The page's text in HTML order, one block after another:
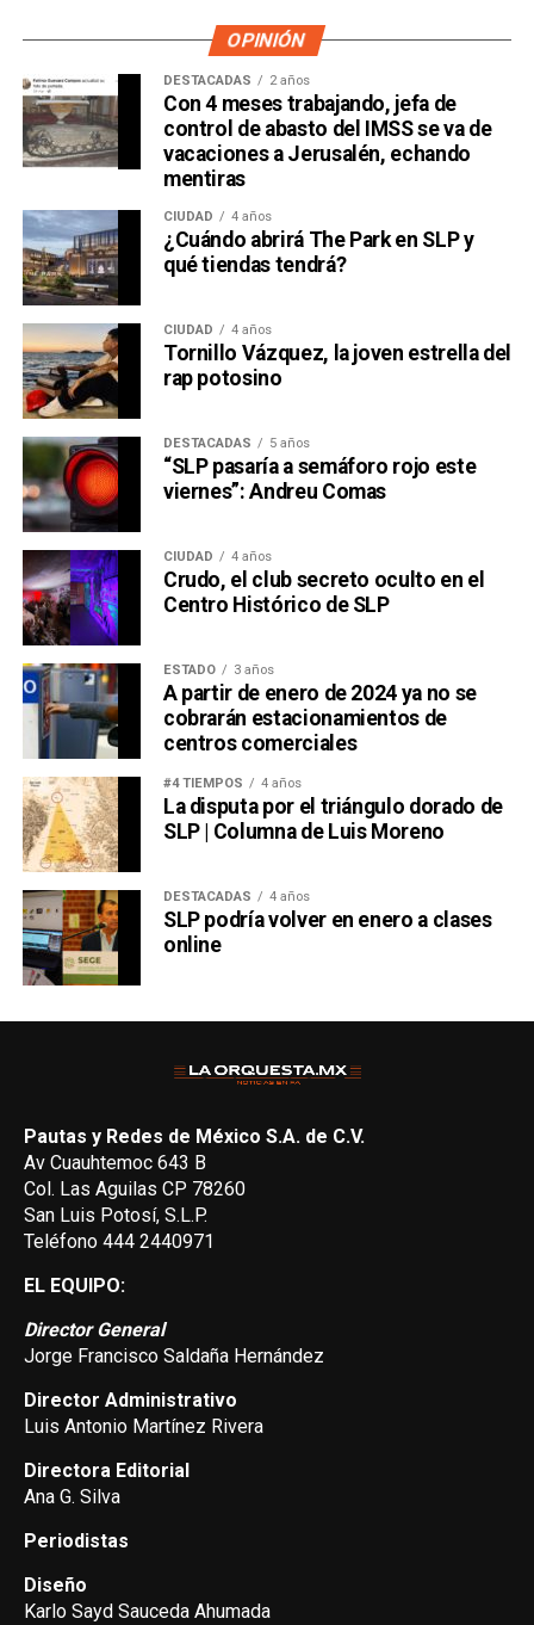
OPINIÓN
DESTACADAS 2 años
Con 4 meses trabajando, jefa de
control de abasto del IMSS se va de
vacaciones a Jerusalén, echando
mentiras
CIUDAD 4 años
¿Cuándo abrirá The Park en SLP y
qué tiendas tendrá?
CIUDAD 4 años
Tornillo Vázquez, la joven estrella del
rap potosino
DESTACADAS 5 años
“SLP pasaría a semáforo rojo este
viernes”: Andreu Comas
CIUDAD 4 años
Crudo, el club secreto oculto en el
Centro Histórico de SLP
ESTADO 3 años
A partir de enero de 2024 ya no se
cobrarán estacionamientos de
centros comerciales
#4 TIEMPOS 4 años
La disputa por el triángulo dorado de
SLP | Columna de Luis Moreno
DESTACADAS 4 años
SLP podría volver en enero a clases
online
Pautas y Redes de México S.A. de C.V.
Av Cuauhtemoc 643 B
Col. Las Aguilas CP 78260
San Luis Potosí, S.L.P.
Teléfono 444 2440971
EL EQUIPO:
Director General
Jorge Francisco Saldaña Hernández
Director Administrativo
Luis Antonio Martínez Rivera
Directora Editorial
Ana G. Silva
Periodistas
Diseño
Karlo Sayd Sauceda Ahumada